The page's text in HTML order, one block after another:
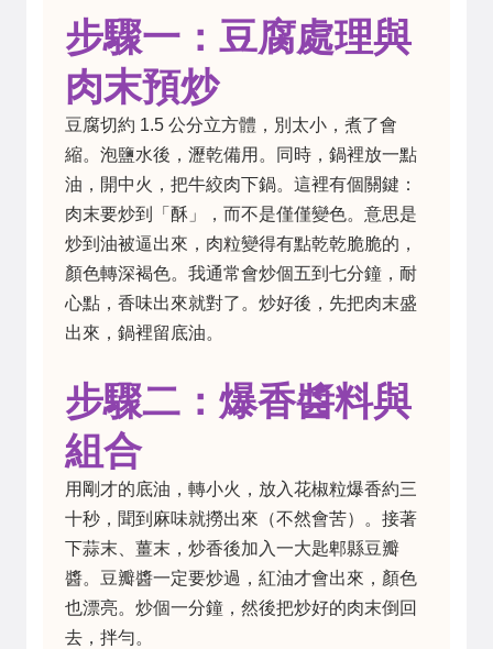
步驟一：豆腐處理與
肉末預炒
豆腐切約 1.5 公分立方體，別太小，煮了會
縮。泡鹽水後，瀝乾備用。同時，鍋裡放一點
油，開中火，把牛絞肉下鍋。這裡有個關鍵：
肉末要炒到「酥」，而不是僅僅變色。意思是
炒到油被逼出來，肉粒變得有點乾乾脆脆的，
顏色轉深褐色。我通常會炒個五到七分鐘，耐
心點，香味出來就對了。炒好後，先把肉末盛
出來，鍋裡留底油。
步驟二：爆香醬料與
組合
用剛才的底油，轉小火，放入花椒粒爆香約三
十秒，聞到麻味就撈出來（不然會苦）。接著
下蒜末、薑末，炒香後加入一大匙郫縣豆瓣
醬。豆瓣醬一定要炒過，紅油才會出來，顏色
也漂亮。炒個一分鐘，然後把炒好的肉末倒回
去，拌勻。